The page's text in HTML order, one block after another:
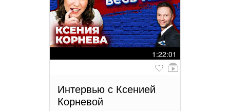
1:22:01
Интервью с Ксенией
Корневой